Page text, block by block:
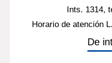
Ints. 1314,
Horario de atención
De